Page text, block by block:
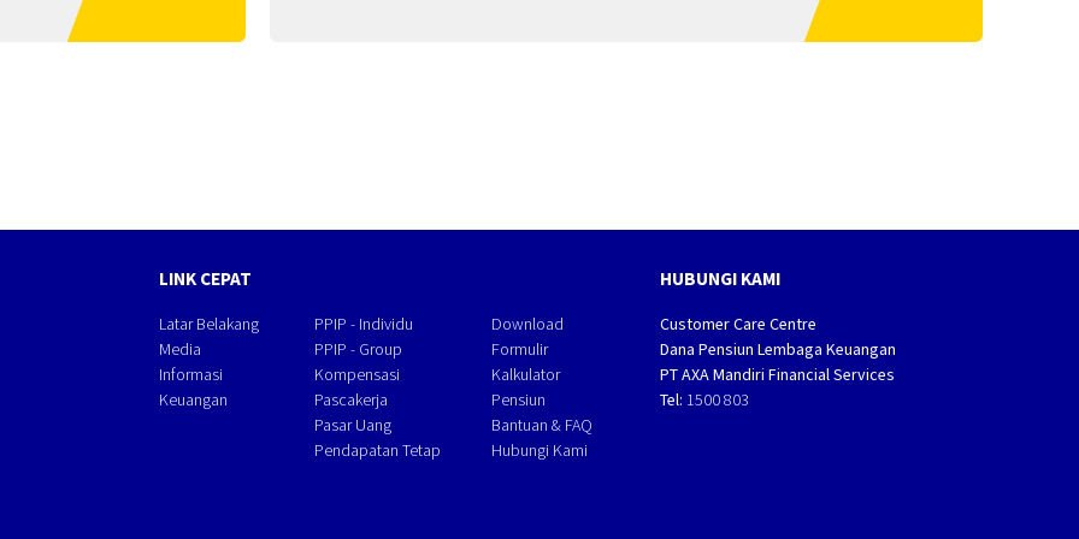
LINK CEPAT
Latar Belakang
Media
Informasi
Keuangan
PPIP - Individu
PPIP - Group
Kompensasi
Pascakerja
Pasar Uang
Pendapatan Tetap
Download
Formulir
Kalkulator
Pensiun
Bantuan & FAQ
Hubungi Kami
HUBUNGI KAMI
Customer Care Centre
Dana Pensiun Lembaga Keuangan
PT AXA Mandiri Financial Services
Tel: 1500 803